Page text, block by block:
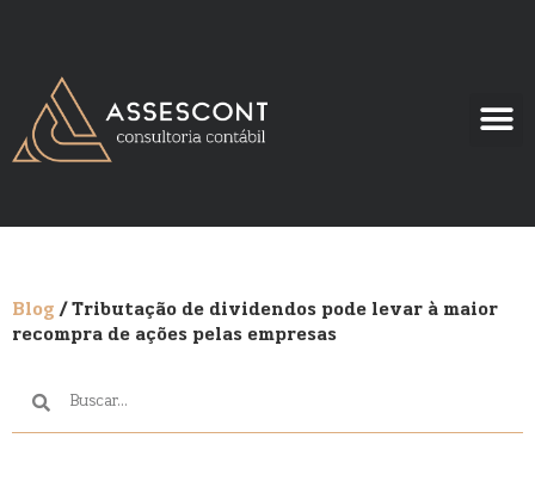
Blog/ Tributação de dividendos pode levar à maior
recompra de ações pelas empresas